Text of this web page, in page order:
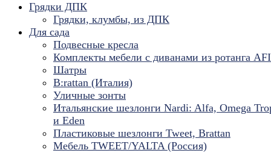
Грядки ДПК
Грядки, клумбы, из ДПК
Для сада
Подвесные кресла
Комплекты мебели с диванами из ротанга
Шатры
B:rattan (Италия)
Уличные зонты
Итальянские шезлонги Nardi: Alfa, Omega
и Eden
Пластиковые шезлонги Tweet, Brattan
Мебель TWEET/YALTA (Россия)